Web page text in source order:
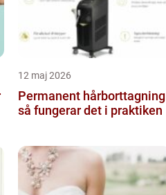
12 maj 2026
Permanent hårborttagning
så fungerar det i praktiken